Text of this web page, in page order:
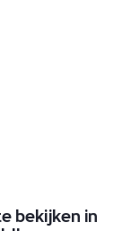
bekijken in